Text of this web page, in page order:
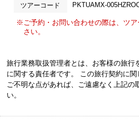
ツアーコード PKTUAMX-
※ご予約・お問い合わせの際は、ツ
さい。
旅行業務取扱管理者とは、お客様の旅行
に関する責任者です。 この旅行契約に
ご不明な点があれば、ご遠慮なく上記の
い。